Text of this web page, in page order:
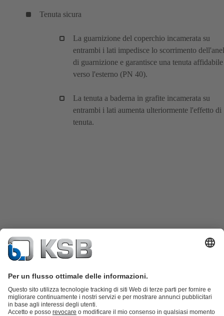
Tenuta sicura
La guarnizione del coperchio incamerata su
entrambi i lati impedisce lo scorrimento
di guarnizione e garantisce una tenuta affidabile
verso l'esterno (PN 40).
La tenuta a baderna in grafite incamerata su
entrambi i lati aumenta ulteriormente l'effetto di
tenuta.